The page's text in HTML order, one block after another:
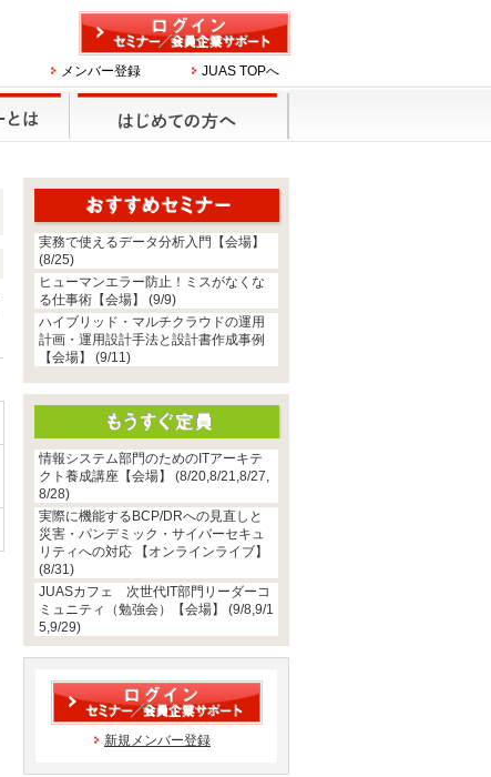
メンバー登録 JUAS TOPへ
実務で使えるデータ分析入門【会場】
(8/25)
ヒューマンエラー防止！ミスがなくな
る仕事術【会場】 (9/9)
ハイブリッド・マルチクラウドの運用
計画・運用設計手法と設計書作成事例
【会場】 (9/11)
情報システム部門のためのITアーキテ
クト養成講座【会場】 (8/20,8/21,8/27,
8/28)
実際に機能するBCP/DRへの見直しと
災害・パンデミック・サイバーセキュ
リティへの対応 【オンラインライブ】
(8/31)
JUASカフェ 次世代IT部門リーダーコ
ミュニティ（勉強会）【会場】 (9/8,9/1
5,9/29)
新規メンバー登録